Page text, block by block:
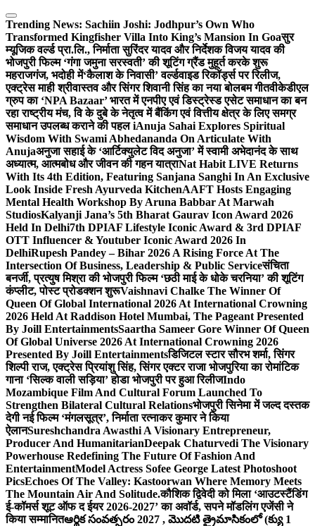
Skip
to
content
Trending News: Sachiin Joshi: Jodhpur’s Own Who
Transformed Kingfisher Villa Into King’s Mansion In Goaसुर
म्यूजिक वर्ल्ड प्रा.लि., निर्माता सुरिंदर यादव और निर्देशक विजय यादव की
भोजपुरी फिल्म ‘गंगा जमुना सरस्वती’ की शूटिंग ग्रैंड मुहूर्त करके शुरू
महराजगंज, भदोही में‘कैलाश के निवासी’ वर्ल्डवाइड रिकॉर्ड्स पर रिलीज,
एक्ट्रेस माही श्रीवास्तव और सिंगर शिवानी सिंह का नया बोलबम गीतवीकेडीएल
ग्रुप का ‘NPA Bazaar’ भारत में एनपीए एवं डिस्ट्रेस्ड एसेट समाधान का बन
रहा राष्ट्रीय मंच, वि के दुबे के नेतृत्व में बैंकिंग एवं वित्तीय क्षेत्र के लिए समग्र
समाधान उपलब्ध कराने की पहल iAnuja Sahai Explores Spiritual
Wisdom With Swami Abhedananda On Articulate With
Anujaअनुजा सहाई के ‘आर्टिक्युलेट विद अनुजा’ में स्वामी अभेदानंद के साथ
अध्यात्म, आत्मबोध और जीवन की गहन यात्राNat Habit LIVE Returns
With Its 4th Edition, Featuring Sanjana Sanghi In An Exclusive
Look Inside Fresh Ayurveda KitchenAAFT Hosts Engaging
Mental Health Workshop By Aruna Babbar At Marwah
StudiosKalyanji Jana’s 5th Bharat Gaurav Icon Award 2026
Held In Delhi7th DPIAF Lifestyle Iconic Award & 3rd DPIAF
OTT Influencer & Youtuber Iconic Award 2026 In
DelhiRupesh Pandey – Bihar 2026 A Rising Force At The
Intersection Of Business, Leadership & Public Serviceसंचिता
बनर्जी, प्रत्युष मिश्रा की भोजपुरी फिल्म ‘छठी माई के धोके चरनिया’ की शूटिंग
कंप्लीट, पोस्ट प्रोडक्शन शुरूVaishnavi Chalke The Winner Of
Queen Of Global International 2026 At International Crowning
2026 Held At Raddison Hotel Mumbai, The Pageant Presented
By Joill EntertainmentsSaartha Sameer Gore Winner Of Queen
Of Global Universe 2026 At International Crowning 2026
Presented By Joill Entertainmentsडिजिटल स्टार सौरभ शर्मा, सिंगर
शिल्पी राज, एक्ट्रेस प्रियांशु सिंह, सिंगर एक्टर राजा भोजपुरिया का रोमांटिक
गाना ‘सिल्क वाली सड़िया’ होडा भोजपुरी पर हुआ रिलीजIndo
Mozambique Film And Cultural Forum Launched To
Strengthen Bilateral Cultural Relationsभोजपुरी सिनेमा में जल्द दस्तक
देगी नई फिल्म ‘मंगलसूत्र’, निर्माता रत्नाकर कुमार ने किया
ऐलानSureshchandra Awasthi A Visionary Entrepreneur,
Producer And HumanitarianDeepak Chaturvedi The Visionary
Powerhouse Redefining The Future Of Fashion And
EntertainmentModel Actress Sofee George Latest Photoshoot
PicsEchoes Of The Valley: Kastoorwan Where Memory Meets
The Mountain Air And Solitude.कौशिक द्विवेदी को मिला ‘आउटस्टैंडिंग
ई-कॉमर्स शूट ऑफ द ईयर 2026-2027’ का अवॉर्ड, सपने मॉडलिंग एजेंसी ने
किया सम्मानितఆర్థిక సంవత్సరం 2027 , మొదటి త్రైమాసికంలో (క్యు 1